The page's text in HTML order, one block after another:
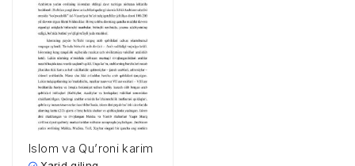
Islom va Qu’roni karim